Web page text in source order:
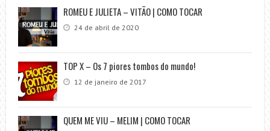
ROMEU E JULIETA – VITÃO | COMO TOCAR
24 de abril de 2020
TOP X – Os 7 piores tombos do mundo!
12 de janeiro de 2017
QUEM ME VIU – MELIM | COMO TOCAR